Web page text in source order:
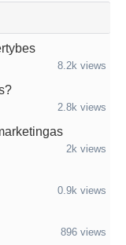
8.2k views
2.8k views
2k views
0.9k views
896 views